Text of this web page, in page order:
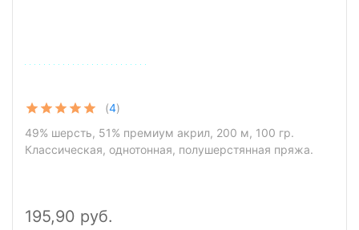
(4)
49% шерсть, 51% премиум акрил, 200 м, 100 гр.
Классическая, однотонная, полушерстянная пряжа.
195,90 руб.